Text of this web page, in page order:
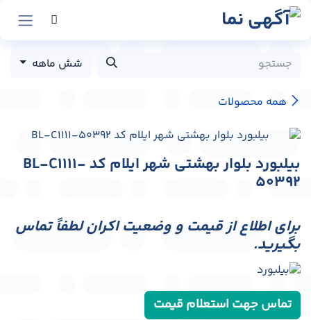
پرش به محتوا
همه محصولات
شش ماهه
بیلبورد بلوار بهشتی شهر ایلام کد BL-C1111-
50392
برای اطلاع از قیمت و وضعیت اکران لطفاً تماس
بگیرید.
تماس جهت استعلام قیمت